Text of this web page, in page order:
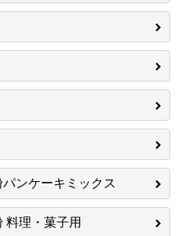
パンケーキミックス
料理・菓子用